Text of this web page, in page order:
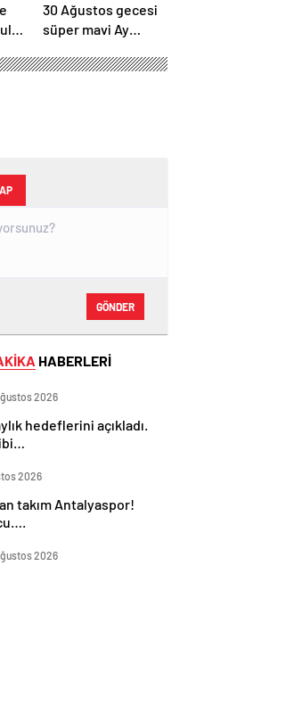
30 Ağustos gecesi
süper mavi Ay
aynı ayda ikinci kez
GÖNDER
HABERLERİ
2026
hedeflerini açıkladı.
2026
takım Antalyaspor!
2026